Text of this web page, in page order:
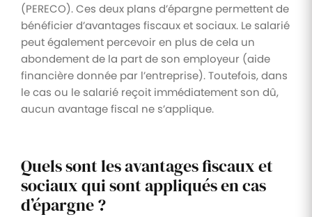
(PERECO). Ces deux plans d’épargne permettent de
bénéficier d’avantages fiscaux et sociaux. Le salarié
peut également percevoir en plus de cela un
abondement de la part de son employeur (aide
financière donnée par l’entreprise). Toutefois, dans
le cas ou le salarié reçoit immédiatement son dû,
aucun avantage fiscal ne s’applique.
Quels sont les avantages fiscaux et
sociaux qui sont appliqués en cas
d’épargne ?